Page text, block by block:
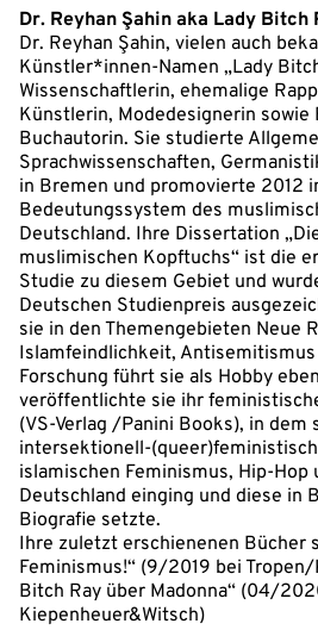
Dr. Reyhan Şahin aka Lady Bitch
Dr. Reyhan Şahin, vielen auch
Künstler*innen-Namen „Lady
Wissenschaftlerin, ehemalige
Künstlerin, Modedesignerin
Buchautorin. Sie studierte
Sprachwissenschaften,
in Bremen und promovierte 2012
Bedeutungssystem des
Deutschland. Ihre Dissertation
muslimischen Kopftuchs“ ist die
Studie zu diesem Gebiet und
Deutschen Studienpreis
sie in den Themengebieten Neue
Islamfeindlichkeit,
Forschung führt sie als Hobby
veröffentlichte sie ihr
(VS-Verlag /Panini Books), in dem
intersektionell-
islamischen Feminismus, Hip-Hop
Deutschland einging und diese in
Biografie setzte.
Ihre zuletzt erschienenen Bücher
Feminismus!“ (9/2019 bei
Bitch Ray über Madonna“ (04/
Kiepenheuer&Witsch)